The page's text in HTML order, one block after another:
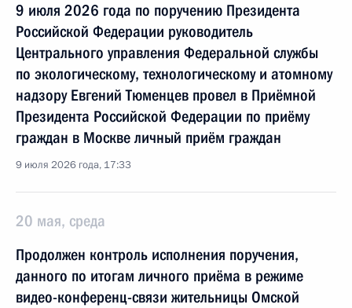
9 июля 2026 года по поручению Президента
Российской Федерации руководитель
Центрального управления Федеральной службы
по экологическому, технологическому и атомному
надзору Евгений Тюменцев провел в Приёмной
Президента Российской Федерации по приёму
граждан в Москве личный приём граждан
9 июля 2026 года, 17:33
20 мая, среда
Продолжен контроль исполнения поручения,
данного по итогам личного приёма в режиме
видео-конференц-связи жительницы Омской